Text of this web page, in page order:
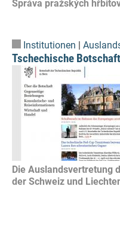
Institutionen |
Tschechische
Die Auslandsvertretung
der Schweiz und